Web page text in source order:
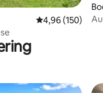
omdömen
4,96 av 5 i
4,96 (150)